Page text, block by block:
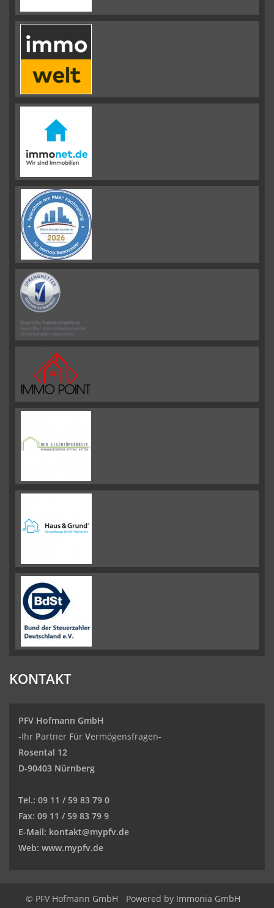
KONTAKT
PFV Hofmann GmbH
-Ihr Partner Für Vermögensfragen-
Rosental 12
D-90403 Nürnberg
Tel.: 09 11 / 59 83 79 0
Fax: 09 11 / 59 83 79 9
E-Mail: kontakt@mypfv.de
Web: www.mypfv.de
© PFV Hofmann GmbH Powered by Immonia GmbH